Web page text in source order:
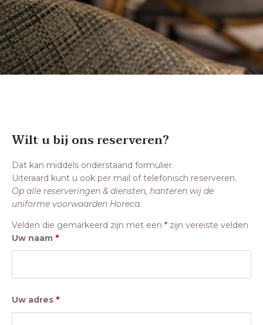
Wilt u bij ons reserveren?
Dat kan middels onderstaand formulier.
Uiteraard kunt u ook per mail of telefonisch reserveren.
Op alle reserveringen & diensten, hanteren wij de
uniforme voorwaarden Horeca.
Velden die gemarkeerd zijn met een * zijn vereiste velden
Uw naam *
Uw adres *